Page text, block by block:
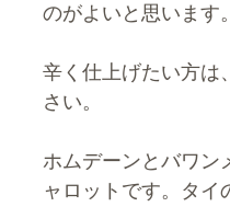
のがよいと思います。
辛く仕上げたい方は
さい。
ホムデーンとバワン
ャロットです。タイ